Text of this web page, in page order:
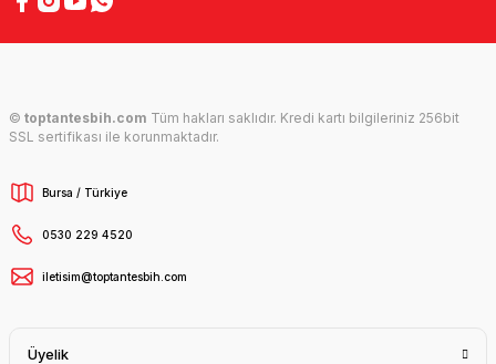
© toptantesbih.com Tüm hakları saklıdır. Kredi kartı bilgileriniz 256bit
SSL sertifikası ile korunmaktadır.
Bursa / Türkiye
0530 229 4520
iletisim@toptantesbih.com
Üyelik